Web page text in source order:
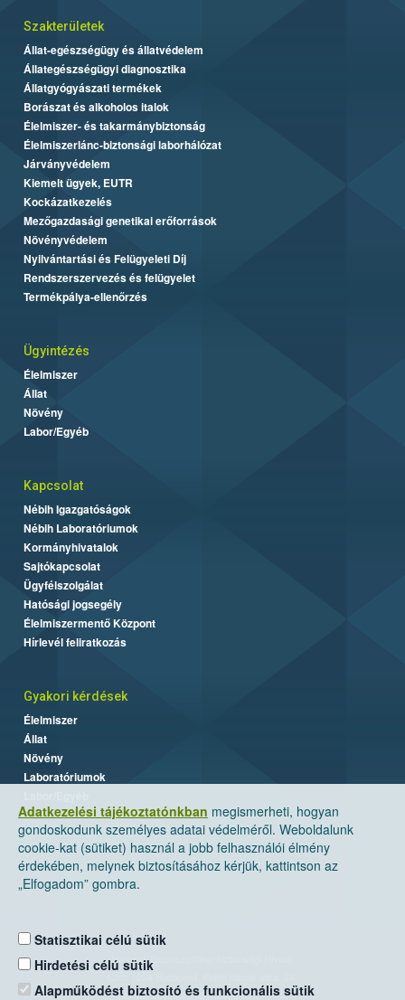
Adatkezelési tájékoztatónkban megismerheti, hogyan
gondoskodunk személyes adatai védelméről. Weboldalunk
cookie-kat (sütiket) használ a jobb felhasználói élmény
érdekében, melynek biztosításához kérjük, kattintson az
„Elfogadom” gombra.
Statisztikai célú sütik
Hirdetési célú sütik
Alapműködést biztosító és funkcionális sütik
Szakterületek
Állat-egészségügy és állatvédelem
Állategészségügyi diagnosztika
Állatgyógyászati termékek
Borászat és alkoholos italok
Élelmiszer- és takarmánybiztonság
Élelmiszerlánc-biztonsági laborhálózat
Járványvédelem
Kiemelt ügyek, EUTR
Kockázatkezelés
Mezőgazdasági genetikai erőforrások
Növényvédelem
Nyilvántartási és Felügyeleti Díj
Rendszerszervezés és felügyelet
Termékpálya-ellenőrzés
Ügyintézés
Élelmiszer
Állat
Növény
Labor/Egyéb
Kapcsolat
Nébih Igazgatóságok
Nébih Laboratóriumok
Kormányhivatalok
Sajtókapcsolat
Ügyfélszolgálat
Hatósági jogsegély
Élelmiszermentő Központ
Hírlevél feliratkozás
Gyakori kérdések
Élelmiszer
Állat
Növény
Laboratóriumok
Nemzeti Élelmiszerlánc-biztonsági Hivatal
Levelezési cím: 1525 Budapest. Pf. 30.